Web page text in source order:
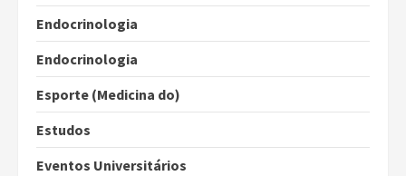
Endocrinologia
Endocrinologia
Esporte (Medicina do)
Estudos
Eventos Universitários